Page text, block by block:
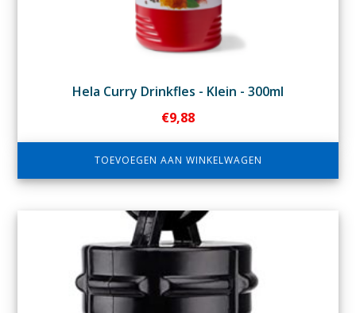
Hela Curry Drinkfles - Klein - 300ml
€9,88
TOEVOEGEN AAN WINKELWAGEN